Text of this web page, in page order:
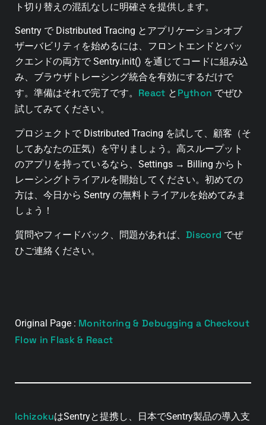
ト切り替えの混乱なしに明確さを提供します。
Sentry で Distributed Tracing とアプリケーションオブ
ザーバビリティを始めるには、フロントエンドとバッ
クエンドの両方で Sentry.init() を通じてコードに組み込
み、ブラウザトレーシング統合を有効にするだけで
す。準備はそれで完了です。 React と Python でぜひ
試してみてください。
プロジェクトで Distributed Tracing を試して、顧客（そ
してあなたの正気）を守りましょう。高スループット
のアプリを持っているなら、Settings → Billing からト
レーシングトライアルを開始してください。初めての
方は、今日から Sentry の無料トライアルを始めてみま
しょう！
質問やフィードバック、問題があれば、 Discord でぜ
ひご連絡ください。
Original Page : Monitoring & Debugging a Checkout
Flow in Flask & React
IchizokuはSentryと提携し、日本でSentry製品の導入支